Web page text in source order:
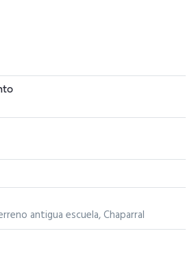
antigua escuela, Chaparral